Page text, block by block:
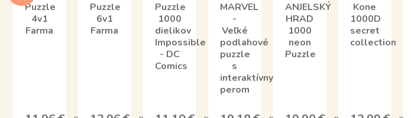
Puzzle
4v1
Farma
Puzzle
6v1
Farma
Puzzle
1000
dielikov
Impossible
- DC
Comics
MARVEL
-
Veľké
podlahové
puzzle
s
interaktívnym
perom
ANJELSKÝ
HRAD
1000
neon
Puzzle
Kone
1000D
secret
collection